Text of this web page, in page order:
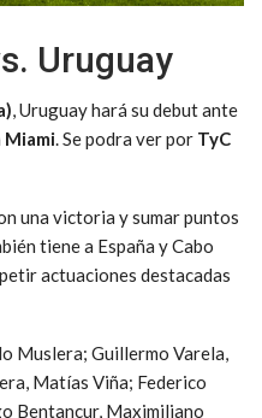
Uruguay
, Uruguay hará su debut ante
Miami. Se podra ver por TyC
una victoria y sumar puntos
tiene a España y Cabo
actuaciones destacadas
Muslera; Guillermo Varela,
Matías Viña; Federico
Bentancur, Maximiliano